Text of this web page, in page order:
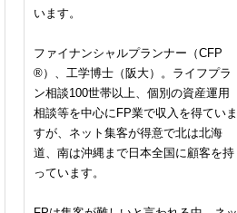
います。
ファイナンシャルプランナー（CFP
®）、工学博士（阪大）。ライフプラ
ン相談100世帯以上、個別の資産運用
相談等を中心にFP業で収入を得ていま
すが、ネット集客が得意で北は北海
道、南は沖縄まで日本全国に顧客を持
っています。